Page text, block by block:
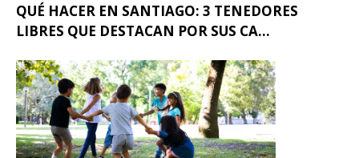
QUÉ HACER EN SANTIAGO: 3 TENEDORES
LIBRES QUE DESTACAN POR SUS CA...